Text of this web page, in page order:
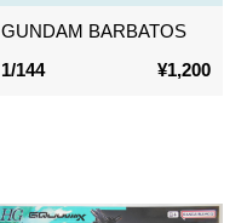
GUNDAM BARBATOS
1/144
¥1,200